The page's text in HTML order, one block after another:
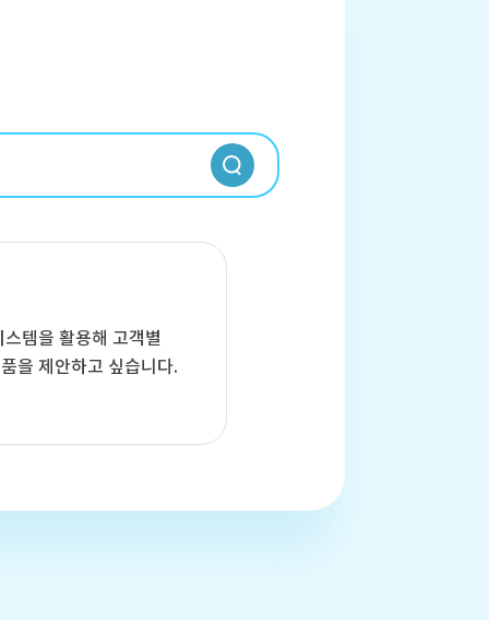
템을 활용해 고객별
을 제안하고 싶습니다.